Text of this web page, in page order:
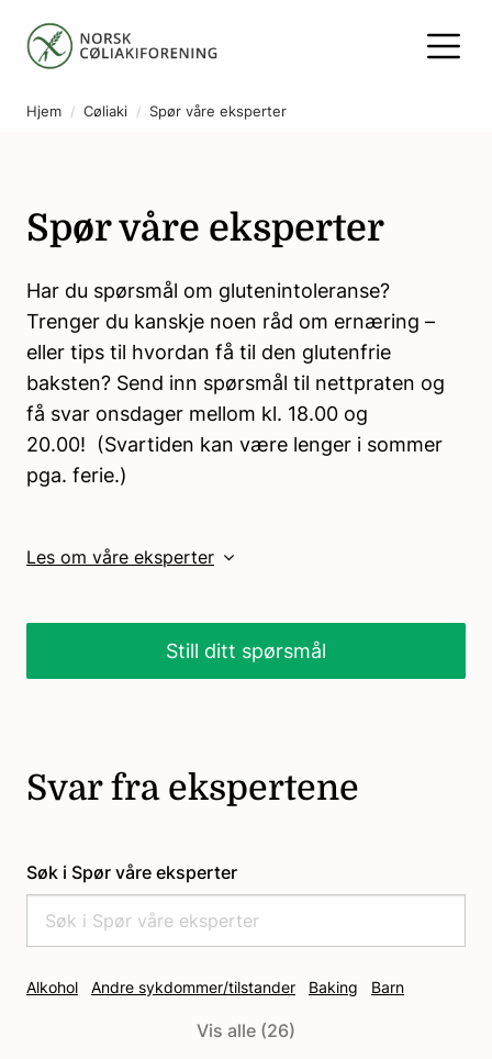
Hjem Cøliaki Spør våre eksperter
Spør våre eksperter
Har du spørsmål om glutenintoleranse?
Trenger du kanskje noen råd om ernæring –
eller tips til hvordan få til den glutenfrie
baksten? Send inn spørsmål til nettpraten og
få svar onsdager mellom kl. 18.00 og
20.00! (Svartiden kan være lenger i sommer
pga. ferie.)
Les om våre eksperter
Still ditt spørsmål
Svar fra ekspertene
Søk i Spør våre eksperter
Alkohol Andre sykdommer/tilstander Baking
Barn
Cøliakipille
Vis alle (26)